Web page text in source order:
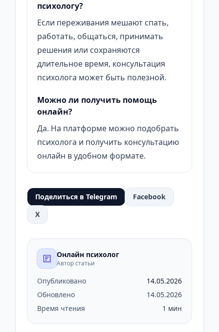
психологу?
Если переживания мешают спать,
работать, общаться, принимать
решения или сохраняются
длительное время, консультация
психолога может быть полезной.
Можно ли получить помощь
онлайн?
Да. На платформе можно подобрать
психолога и получить консультацию
онлайн в удобном формате.
Поделиться в Telegram
Facebook
X
Онлайн психолог
Автор статьи
Опубликовано
14.05.2026
Обновлено
14.05.2026
Время чтения
1 мин